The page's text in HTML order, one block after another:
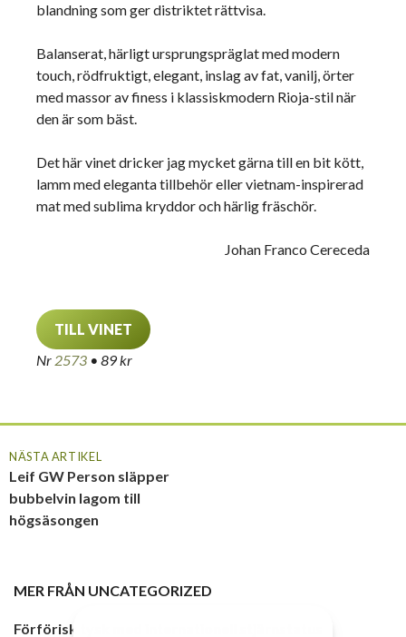
blandning som ger distriktet rättvisa.
Balanserat, härligt ursprungspräglat med modern
touch, rödfruktigt, elegant, inslag av fat, vanilj, örter
med massor av finess i klassiskmodern Rioja-stil när
den är som bäst.
Det här vinet dricker jag mycket gärna till en bit kött,
lamm med eleganta tillbehör eller vietnam-inspirerad
mat med sublima kryddor och härlig fräschör.
Johan Franco Cereceda
TILL VINET
Nr 2573 • 89 kr
NÄSTA ARTIKEL
Leif GW Person släpper
bubbelvin lagom till
högsäsongen
MER FRÅN UNCATEGORIZED
Förförisk tysk med internationell stjärnstatus